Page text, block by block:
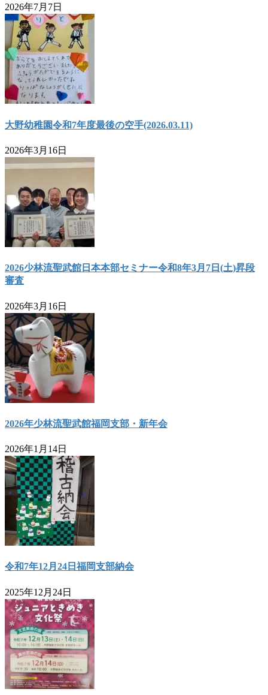
2026年7月7日
大野幼稚園令和7年度最後の空手(2026.03.11)
2026年3月16日
2026少林流聖武館日本本部セミナー令和8年3月7日(土)昇段
審査
2026年3月16日
2026年少林流聖武館福岡支部・新年会
2026年1月14日
令和7年12月24日福岡支部納会
2025年12月24日